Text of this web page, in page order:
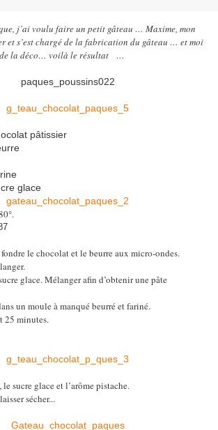
j’ai voulu faire un petit gâteau … Maxime, mon
et s’est chargé de la fabrication du gâteau … et moi
dela déco… voilà le résultat …
pâtissier
glace
le chocolat et le beurre aux micro-ondes.
glace. Mélanger afin d’obtenir une pâte
un moule à manqué beurré et fariné.
25 minutes.
sucre glace et l’arôme pistache.
sécher...